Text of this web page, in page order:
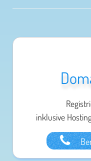
inklusive